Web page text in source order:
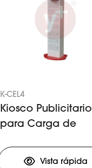
K-CEL4
Kiosco Publicitario
para Carga de
Vista rápida